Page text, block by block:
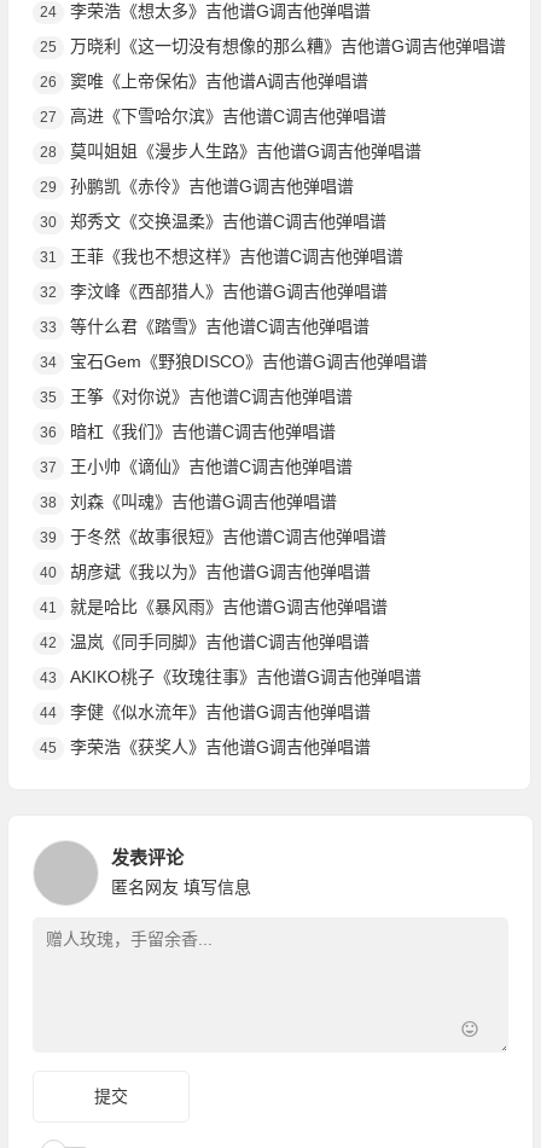
24 李荣浩《想太多》吉他谱G调吉他弹唱谱
25 万晓利《这一切没有想像的那么糟》吉他谱G调吉他弹唱谱
26 窦唯《上帝保佑》吉他谱A调吉他弹唱谱
27 高进《下雪哈尔滨》吉他谱C调吉他弹唱谱
28 莫叫姐姐《漫步人生路》吉他谱G调吉他弹唱谱
29 孙鹏凯《赤伶》吉他谱G调吉他弹唱谱
30 郑秀文《交换温柔》吉他谱C调吉他弹唱谱
31 王菲《我也不想这样》吉他谱C调吉他弹唱谱
32 李汶峰《西部猎人》吉他谱G调吉他弹唱谱
33 等什么君《踏雪》吉他谱C调吉他弹唱谱
34 宝石Gem《野狼DISCO》吉他谱G调吉他弹唱谱
35 王筝《对你说》吉他谱C调吉他弹唱谱
36 暗杠《我们》吉他谱C调吉他弹唱谱
37 王小帅《谪仙》吉他谱C调吉他弹唱谱
38 刘森《叫魂》吉他谱G调吉他弹唱谱
39 于冬然《故事很短》吉他谱C调吉他弹唱谱
40 胡彦斌《我以为》吉他谱G调吉他弹唱谱
41 就是哈比《暴风雨》吉他谱G调吉他弹唱谱
42 温岚《同手同脚》吉他谱C调吉他弹唱谱
43 AKIKO桃子《玫瑰往事》吉他谱G调吉他弹唱谱
44 李健《似水流年》吉他谱G调吉他弹唱谱
45 李荣浩《获奖人》吉他谱G调吉他弹唱谱
发表评论
匿名网友 填写信息